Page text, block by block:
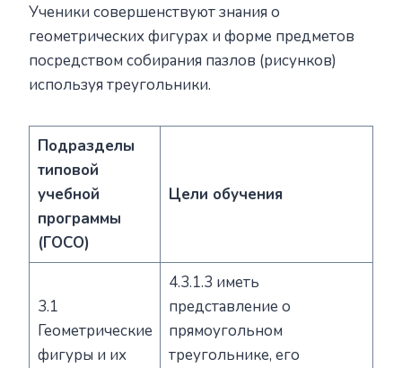
Ученики совершенствуют знания о
геометрических фигурах и форме предметов
посредством собирания пазлов (рисунков)
используя треугольники.
Подразделы
типовой
учебной
программы
(ГОСО)
Цели обучения
3.1
Геометрические
фигуры и их
4.3.1.3 иметь
представление о
прямоугольном
треугольнике, его